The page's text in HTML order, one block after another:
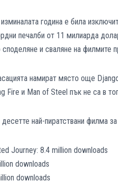
година е била
печалби от 11 милиарда
и сваляне на филмите
намират място още
Fire и Man of Steel пък не са в
най-пиратствани филма
Journey: 8.4 million downloads
downloads
downloads